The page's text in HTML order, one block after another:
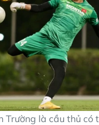
Trường là cầu thủ có